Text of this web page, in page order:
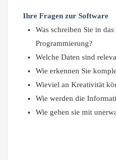
Ihre Fragen zur Software
Was schreiben Sie in
Programmierung?
Welche Daten sind
Wie erkennen Sie
Wieviel an Kreativität
Wie werden die
Wie gehen sie mit